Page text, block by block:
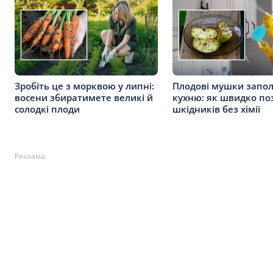
Зробіть це з морквою у липні:
восени збиратимете великі й
солодкі плоди
Плодові мушки
кухню: як швидко
шкідників без хімії
Реклама